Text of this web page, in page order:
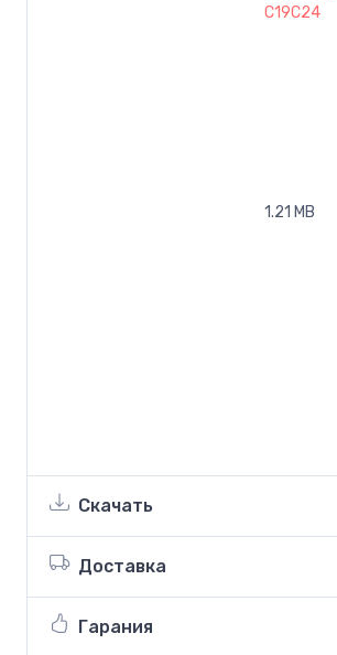
C19C24
1.21 MB
Скачать
Доставка
Гарания